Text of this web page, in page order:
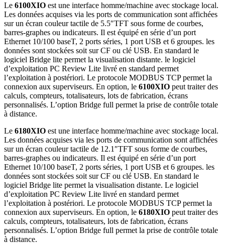
Le 6100XIO est une interface homme/machine avec stockage local.
Les données acquises via les ports de communication sont affichées
sur un écran couleur tactile de 5.5″TFT sous forme de courbes,
barres-graphes ou indicateurs. Il est équipé en série d’un port
Ethernet 10/100 baseT, 2 ports séries, 1 port USB et 6 groupes. les
données sont stockées soit sur CF ou clé USB. En standard le
logiciel Bridge lite permet la visualisation distante. le logiciel
d’exploitation PC Review Lite livré en standard permet
l’exploitation à postériori. Le protocole MODBUS TCP permet la
connexion aux superviseurs. En option, le 6100XIO peut traiter des
calculs, compteurs, totalisateurs, lots de fabrication, écrans
personnalisés. L’option Bridge full permet la prise de contrôle totale
à distance.
Le 6180XIO est une interface homme/machine avec stockage local.
Les données acquises via les ports de communication sont affichées
sur un écran couleur tactile de 12.1″TFT sous forme de courbes,
barres-graphes ou indicateurs. Il est équipé en série d’un port
Ethernet 10/100 baseT, 2 ports séries, 1 port USB et 6 groupes. les
données sont stockées soit sur CF ou clé USB. En standard le
logiciel Bridge lite permet la visualisation distante. Le logiciel
d’exploitation PC Review Lite livré en standard permet
l’exploitation à postériori. Le protocole MODBUS TCP permet la
connexion aux superviseurs. En option, le 6180XIO peut traiter des
calculs, compteurs, totalisateurs, lots de fabrication, écrans
personnalisés. L’option Bridge full permet la prise de contrôle totale
à distance.